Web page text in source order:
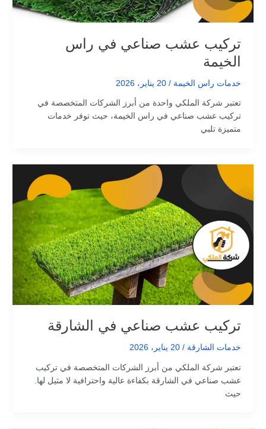
تركيب عشب صناعي في راس
الخيمة
خدمات راس الخيمة / 20 يناير، 2026
تعتبر شركة الملكي واحدة من أبرز الشركات المتخصصة في
تركيب عشب صناعي في راس الخيمة، حيث توفر خدمات
متميزة تلبي
تركيب عشب صناعي في الشارقة
خدمات الشارقة / 20 يناير، 2026
تعتبر شركة الملكي من أبرز الشركات المتخصصة في تركيب
عشب صناعي في الشارقة بكفاءة عالية واحترافية لا مثيل لها.
حيث